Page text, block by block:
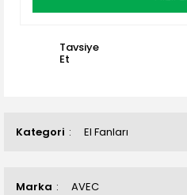
Kategori El Fanları
Marka AVEC
Tavsiye
Et